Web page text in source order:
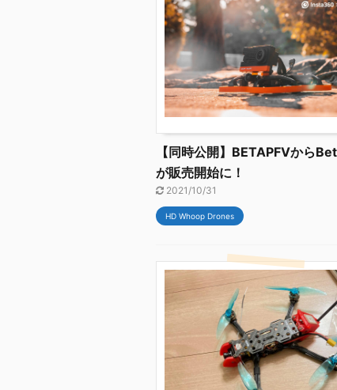
【同時公開】BETAPFVから
が販売開始に！
2021/10/31
HD Whoop Drones